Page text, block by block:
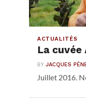
ACTUALITÉS
La
BY JACQUES
Juillet 2016.